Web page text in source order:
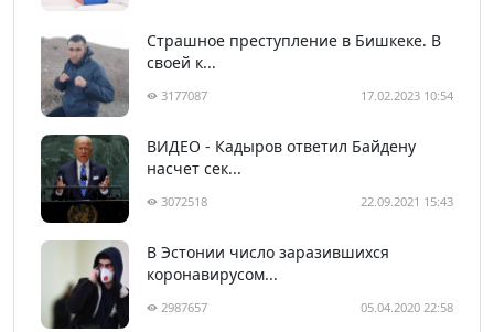
Страшное преступление в Бишкеке. В
своей к...
3177087 17.02.2023 10:54
ВИДЕО - Кадыров ответил Байдену
насчет сек...
3072518 22.09.2021 15:43
В Эстонии число заразившихся
коронавирусом...
2987657 05.04.2020 22:58